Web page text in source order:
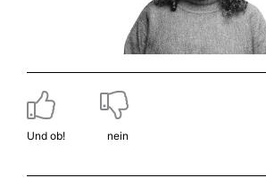
Und ob! nein